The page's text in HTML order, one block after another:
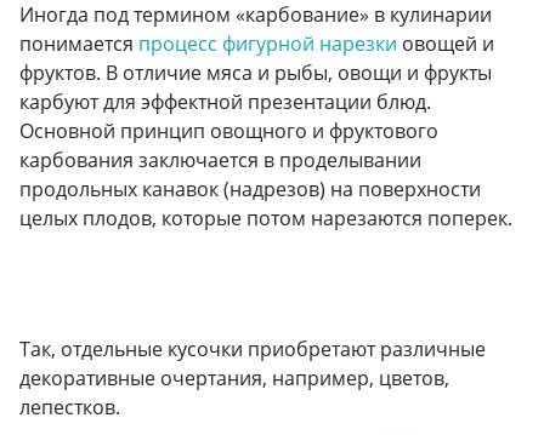
Иногда под термином «карбование» в кулинарии
понимается процесс фигурной нарезки овощей и
фруктов. В отличие мяса и рыбы, овощи и фрукты
карбуют для эффектной презентации блюд.
Основной принцип овощного и фруктового
карбования заключается в проделывании
продольных канавок (надрезов) на поверхности
целых плодов, которые потом нарезаются поперек.
Так, отдельные кусочки приобретают различные
декоративные очертания, например, цветов,
лепестков.